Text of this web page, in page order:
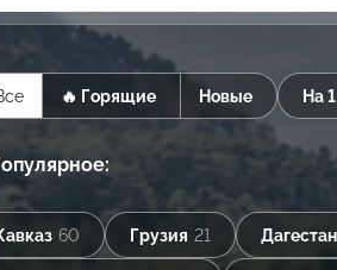
🔥 Горящие Новые На
60 Грузия 21 Дагестан